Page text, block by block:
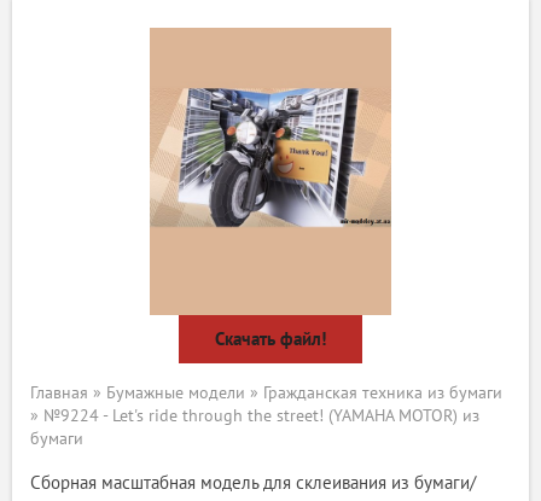
Скачать файл!
Главная » Бумажные модели » Гражданская техника из бумаги
» №9224 - Let's ride through the street! (YAMAHA MOTOR) из
бумаги
Сборная масштабная модель для склеивания из бумаги/